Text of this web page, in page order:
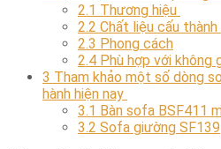
2.1 Thương hiệu
2.2 Chất liệu cấu thành
2.3 Phong cách
2.4 Phù hợp với không
3 Tham khảo một số dòng
hành hiện nay
3.1 Bàn sofa BSF411
3.2 Sofa giường SF139